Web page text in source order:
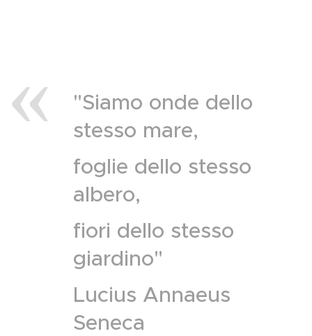
"Siamo onde dello
stesso mare,
foglie dello stesso
albero,
fiori dello stesso
giardino"
Lucius Annaeus
Seneca